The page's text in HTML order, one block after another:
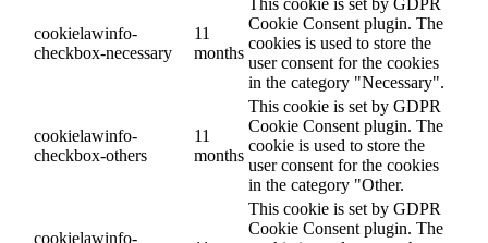
cookielawinfo-
checkbox-necessary
11
months
Cookie Consent plugin. The
cookies is used to store the
user consent for the cookies
in the category "Necessary".
cookielawinfo-
checkbox-others
11
months
This cookie is set by GDPR
Cookie Consent plugin. The
cookie is used to store the
user consent for the cookies
in the category "Other.
cookielawinfo-
This cookie is set by GDPR
Cookie Consent plugin. The